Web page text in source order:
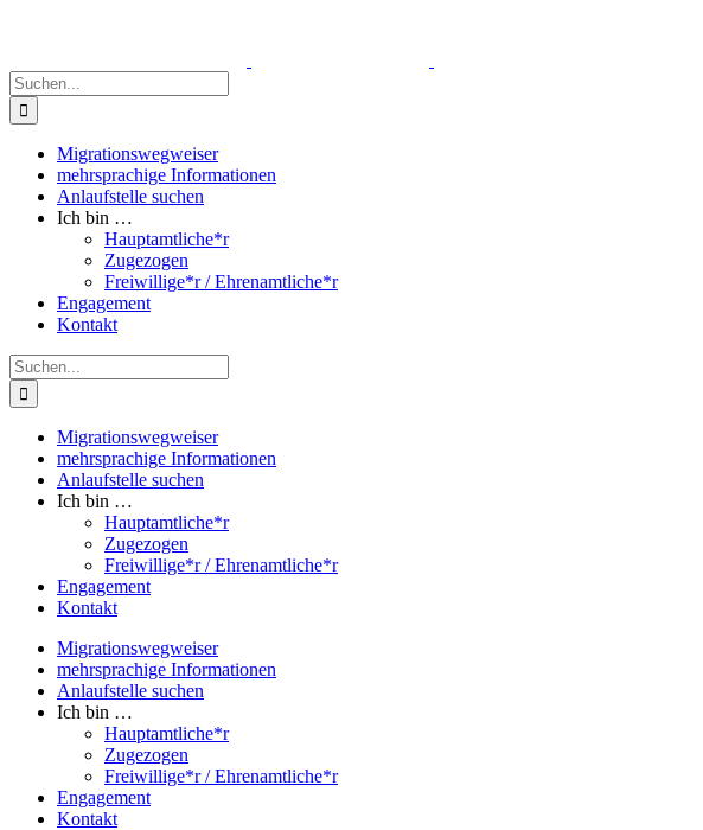
Suche
nach:
Migrationswegweiser
mehrsprachige Informationen
Anlaufstelle suchen
Ich bin …
Hauptamtliche*r
Zugezogen
Freiwillige*r / Ehrenamtliche*r
Engagement
Kontakt
Suche
nach:
Migrationswegweiser
mehrsprachige Informationen
Anlaufstelle suchen
Ich bin …
Hauptamtliche*r
Zugezogen
Freiwillige*r / Ehrenamtliche*r
Engagement
Kontakt
Migrationswegweiser
mehrsprachige Informationen
Anlaufstelle suchen
Ich bin …
Hauptamtliche*r
Zugezogen
Freiwillige*r / Ehrenamtliche*r
Engagement
Kontakt